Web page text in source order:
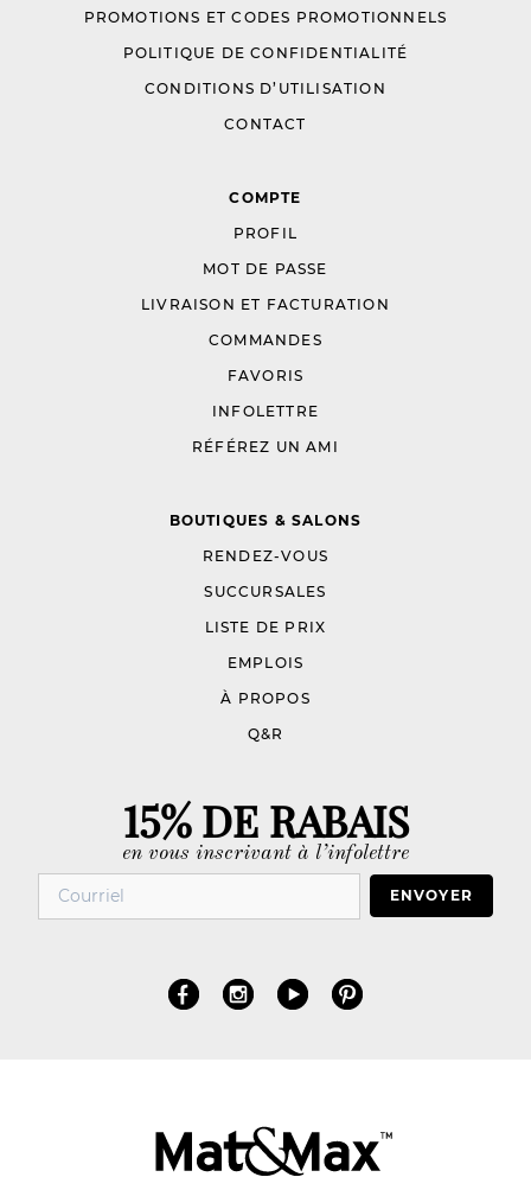
PROMOTIONS ET CODES PROMOTIONNELS
POLITIQUE DE CONFIDENTIALITÉ
CONDITIONS D’UTILISATION
CONTACT
COMPTE
PROFIL
MOT DE PASSE
LIVRAISON ET FACTURATION
COMMANDES
FAVORIS
INFOLETTRE
RÉFÉREZ UN AMI
BOUTIQUES & SALONS
RENDEZ-VOUS
SUCCURSALES
LISTE DE PRIX
EMPLOIS
À PROPOS
Q&R
15% DE RABAIS
en vous inscrivant à l’infolettre
ENVOYER